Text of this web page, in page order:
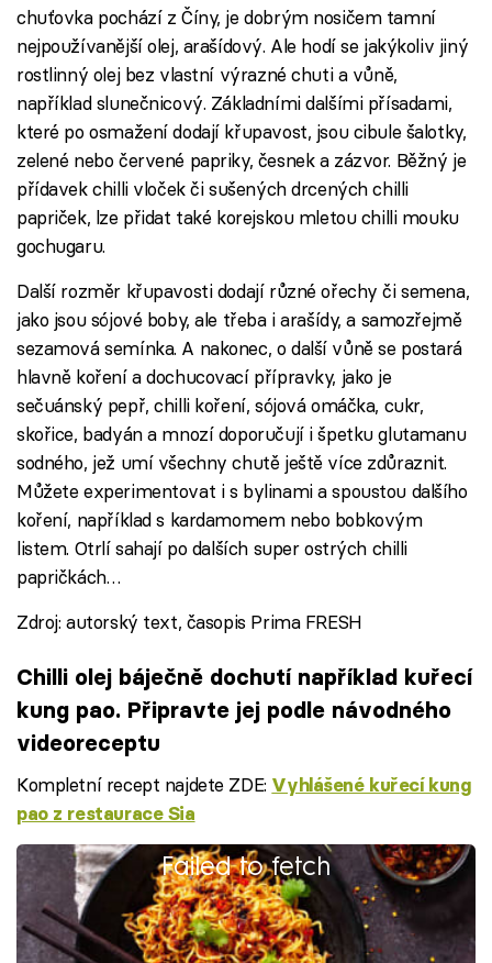
chuťovka pochází z Číny, je dobrým nosičem tamní
nejpoužívanější olej, arašídový. Ale hodí se jakýkoliv jiný
rostlinný olej bez vlastní výrazné chuti a vůně,
například slunečnicový. Základními dalšími přísadami,
které po osmažení dodají křupavost, jsou cibule šalotky,
zelené nebo červené papriky, česnek a zázvor. Běžný je
přídavek chilli vloček či sušených drcených chilli
papriček, lze přidat také korejskou mletou chilli mouku
gochugaru.
Další rozměr křupavosti dodají různé ořechy či semena,
jako jsou sójové boby, ale třeba i arašídy, a samozřejmě
sezamová semínka. A nakonec, o další vůně se postará
hlavně koření a dochucovací přípravky, jako je
sečuánský pepř, chilli koření, sójová omáčka, cukr,
skořice, badyán a mnozí doporučují i špetku glutamanu
sodného, jež umí všechny chutě ještě více zdůraznit.
Můžete experimentovat i s bylinami a spoustou dalšího
koření, například s kardamomem nebo bobkovým
listem. Otrlí sahají po dalších super ostrých chilli
papričkách…
Zdroj: autorský text, časopis Prima FRESH
Chilli olej báječně dochutí například kuřecí
kung pao. Připravte jej podle návodného
videoreceptu
Kompletní recept najdete ZDE: Vyhlášené kuřecí kung
pao z restaurace Sia
Failed to fetch